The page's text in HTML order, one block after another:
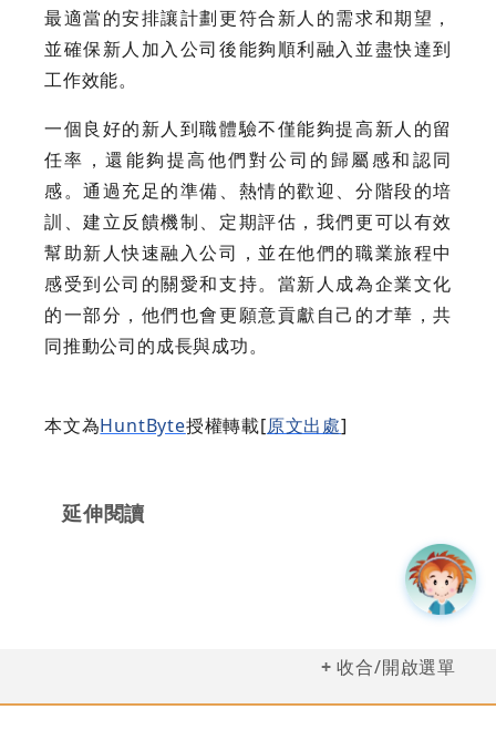
最適當的安排讓計劃更符合新人的需求和期望，
並確保新人加入公司後能夠順利融入並盡快達到
工作效能。
一個良好的新人到職體驗不僅能夠提高新人的留
任率，還能夠提高他們對公司的歸屬感和認同
感。通過充足的準備、熱情的歡迎、分階段的培
訓、建立反饋機制、定期評估，我們更可以有效
幫助新人快速融入公司，並在他們的職業旅程中
感受到公司的關愛和支持。當新人成為企業文化
的一部分，他們也會更願意貢獻自己的才華，共
同推動公司的成長與成功。
本文為HuntByte授權轉載[原文出處]
延伸閱讀
收合/開啟選單